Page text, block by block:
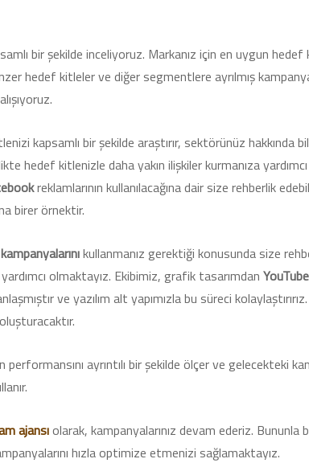
bir şekilde inceliyoruz. Markanız için en uygun hedef
hedef kitleler ve diğer segmentlere ayrılmış
kapsamlı bir şekilde araştırır, sektörünüz hakkında
hedef kitlenizle daha yakın ilişkiler kurmanıza
reklamlarının kullanılacağına dair size rehberlik
birer örnektir.
kullanmanız gerektiği konusunda size
olmaktayız. Ekibimiz, grafik tasarımdan YouTube
ve yazılım alt yapımızla bu süreci kolaylaştırırız.
performansını ayrıntılı bir şekilde ölçer ve gelecekteki
ajansıolarak, kampanyalarınız devam ederiz.
hızla optimize etmenizi sağlamaktayız.